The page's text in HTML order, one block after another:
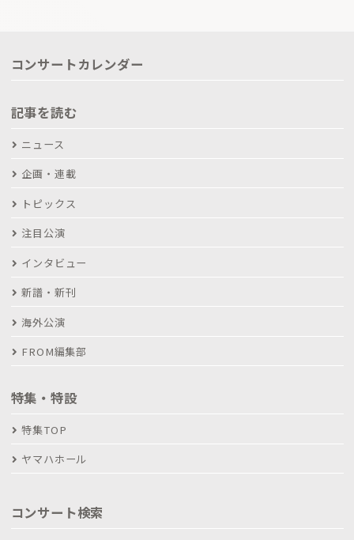
コンサートカレンダー
記事を読む
ニュース
企画・連載
トピックス
注目公演
インタビュー
新譜・新刊
海外公演
FROM編集部
特集・特設
特集TOP
ヤマハホール
コンサート検索